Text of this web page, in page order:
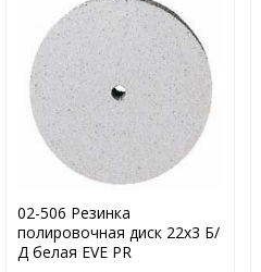
02-506 Резинка
полировочная диск 22х3 Б/
Д белая EVE PR